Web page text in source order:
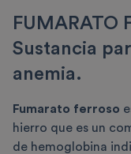
FUMARATO
Sustancia
anemia.
Fumarato ferroso
hierro que es un
de hemoglobina